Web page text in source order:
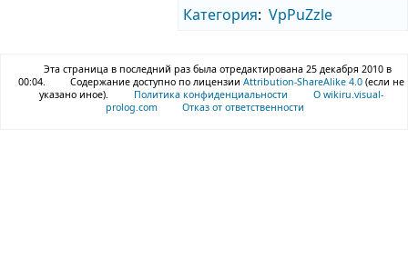
Категория: VpPuZzle
Эта страница в последний раз была отредактирована 25 декабря 2010 в
00:04.
Содержание доступно по лицензииAttribution-ShareAlike 4.0(если не
указано иное).
Политика конфиденциальности
О wikiru.visual-
prolog.com
Отказ от ответственности